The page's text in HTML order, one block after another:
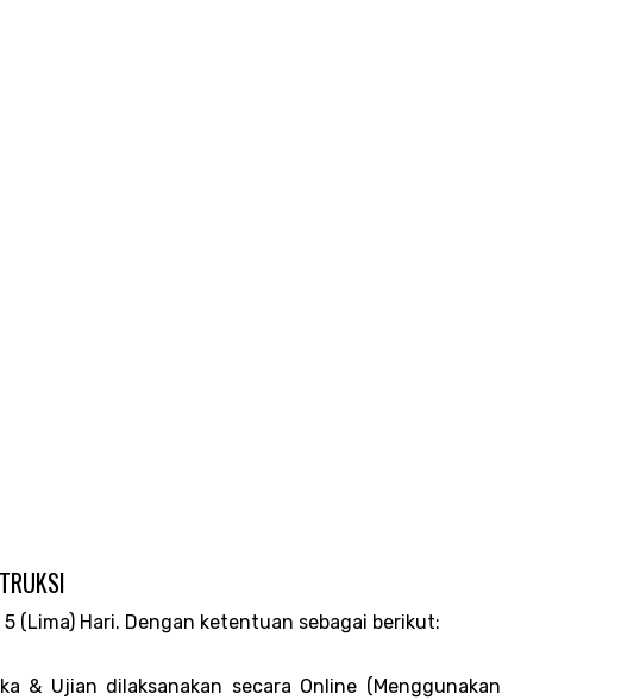
(Lima) Hari. Dengan ketentuan sebagai berikut:
& Ujian dilaksanakan secara Online (Menggunakan